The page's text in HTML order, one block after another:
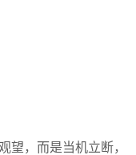
望，而是当机立断，